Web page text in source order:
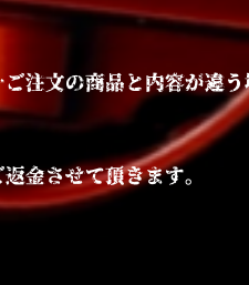
ご注文の商品と内容が
金させて頂きます。